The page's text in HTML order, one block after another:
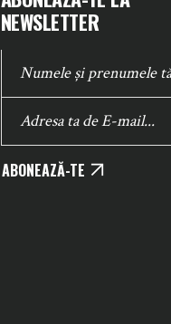
NEWSLETTER
ABONEAZĂ-TE